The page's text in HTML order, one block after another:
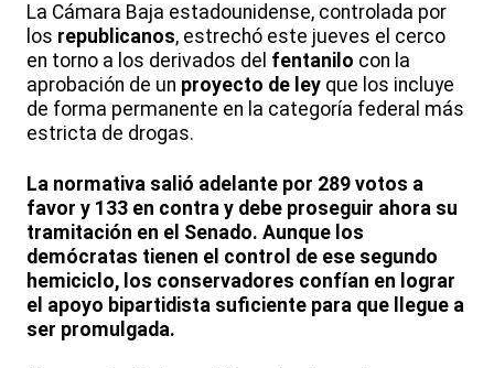
La Cámara Baja estadounidense, controlada por
los republicanos, estrechó este jueves el cerco
en torno a los derivados del fentanilo con la
aprobación de un proyecto de ley que los incluye
de forma permanente en la categoría federal más
estricta de drogas.
La normativa salió adelante por 289 votos a
favor y 133 en contra y debe proseguir ahora su
tramitación en el Senado. Aunque los
demócratas tienen el control de ese segundo
hemiciclo, los conservadores confían en lograr
el apoyo bipartidista suficiente para que llegue a
ser promulgada.